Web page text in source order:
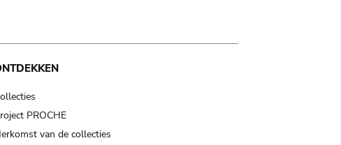
PROCHE
van de collecties